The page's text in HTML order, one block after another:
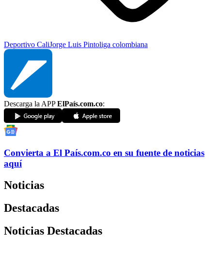
Deportivo CaliJorge Luis Pintoliga colombiana
Descarga la APPElPaís.com.co:
Convierta a El País.com.co en su fuente de noticias
aquí
Noticias
Destacadas
Noticias Destacadas